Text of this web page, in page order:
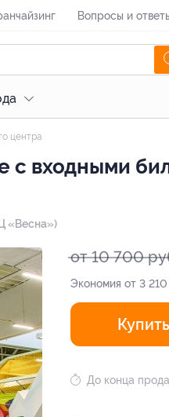
Вопросы и
центра
с входными
«Весна»)
от 10 700
Экономия от 3 210
До конца